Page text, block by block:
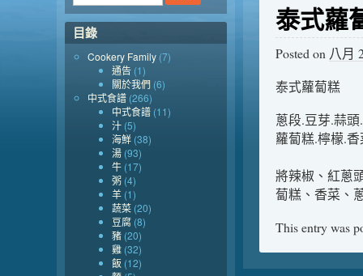
泰式蘿
Posted on 八月
泰式蘿蔔糕
蔥段.豆芽.蒜
蘿蔔糕.檸檬.
將辣椒、紅蔥
蔔糕、香菜、
This entry was
目錄
Cookery Family (7)
通告 (1)
關於我們 (6)
中式食譜 (266)
中式食譜 (11)
汁 (5)
海鮮 (38)
湯 (93)
牛 (17)
粥 (4)
羊 (1)
蔬菜 (20)
豆腐 (8)
豬 (20)
雞 (32)
飯 (12)